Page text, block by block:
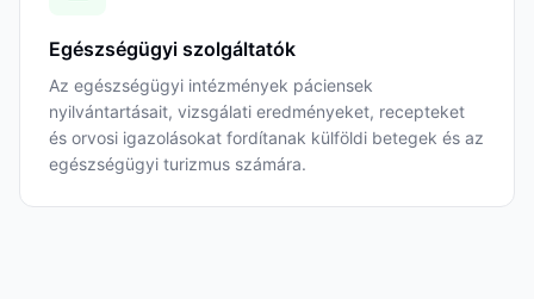
Egészségügyi szolgáltatók
Az egészségügyi intézmények páciensek
nyilvántartásait, vizsgálati eredményeket, recepteket
és orvosi igazolásokat fordítanak külföldi betegek és az
egészségügyi turizmus számára.